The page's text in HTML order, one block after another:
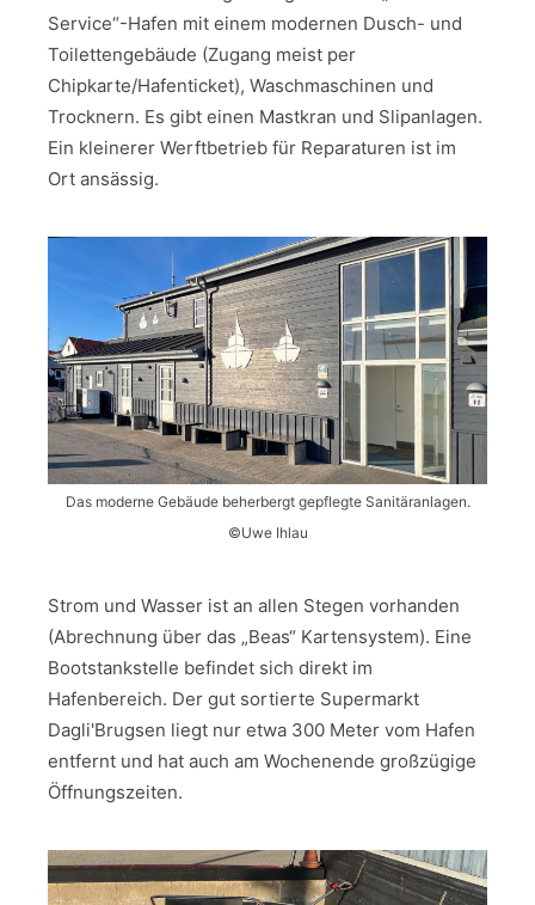
Service“-Hafen mit einem modernen Dusch- und
Toilettengebäude (Zugang meist per
Chipkarte/Hafenticket), Waschmaschinen und
Trocknern. Es gibt einen Mastkran und Slipanlagen.
Ein kleinerer Werftbetrieb für Reparaturen ist im
Ort ansässig.
Das moderne Gebäude beherbergt gepflegte Sanitäranlagen.
©Uwe Ihlau
Strom und Wasser ist an allen Stegen vorhanden
(Abrechnung über das „Beas“ Kartensystem). Eine
Bootstankstelle befindet sich direkt im
Hafenbereich. Der gut sortierte Supermarkt
Dagli'Brugsen liegt nur etwa 300 Meter vom Hafen
entfernt und hat auch am Wochenende großzügige
Öffnungszeiten.